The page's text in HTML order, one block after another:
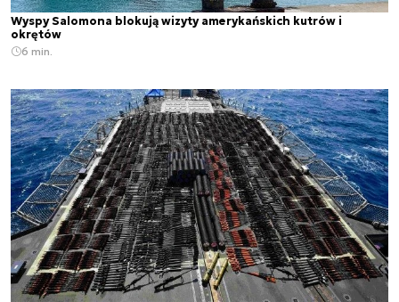
Wyspy Salomona blokują wizyty amerykańskich kutrów i
okrętów
6 min.